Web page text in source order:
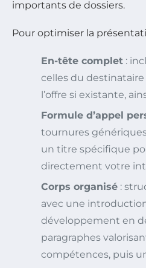
importants de dossiers.
Pour optimiser la
En-tête complet :
celles du
l’offre si existante,
Formule d’appel
tournures
un titre spécifique
directement votre
Corps organisé :
avec une
développement en
paragraphes
compétences, puis